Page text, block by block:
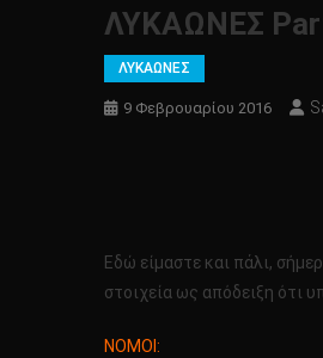
ΛΥΚΑΩΝΕΣ
ΛΥΚΑΩΝΕΣ
9 Φεβρουαρίου 2016
Eδώ είμαστε και πάλι,
στοιχεία ως απόδειξη ότι
ΝΟΜΟΙ: